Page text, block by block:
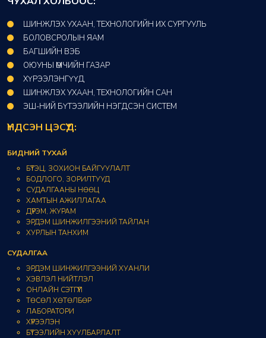
ШИНЖЛЭХ УХААН, ТЕХНОЛОГИЙН ИХ СУРГУУЛЬ
БОЛОВСРОЛЫН ЯАМ
БАГШИЙН ВЭБ
ОЮУНЫ ӨМЧИЙН ГАЗАР​
ХҮРЭЭЛЭНГҮҮД​
ШИНЖЛЭХ УХААН, ТЕХНОЛОГИЙН САН​
ЭШ-НИЙ БҮТЭЭЛИЙН НЭГДСЭН СИСТЕМ
ҮНДСЭН ЦЭСҮҮД:
БИДНИЙ ТУХАЙ
БҮТЭЦ, ЗОХИОН БАЙГУУЛАЛТ
БОДЛОГО, ЗОРИЛТУУД
СУДАЛГААНЫ НӨӨЦ
ХАМТЫН АЖИЛЛАГАА
ДҮРЭМ, ЖУРАМ
ЭРДЭМ ШИНЖИЛГЭЭНИЙ ТАЙЛАН
ХУРЛЫН ТАНХИМ
СУДАЛГАА
ЭРДЭМ ШИНЖИЛГЭЭНИЙ ХУАНЛИ
ХЭВЛЭЛ НИЙТЛЭЛ
ОНЛАЙН СЭТГҮҮЛ
ТӨСӨЛ ХӨТӨЛБӨР
ЛАБОРАТОРИ
ХҮРЭЭЛЭН
БҮТЭЭЛИЙН ХУУЛБАРЛАЛТ